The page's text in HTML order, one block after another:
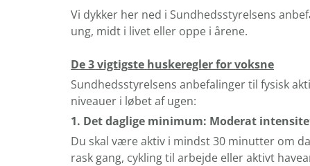
Vi dykker her ned i Sundhedsstyrelsens
ung, midt i livet eller oppe i årene.
De 3 vigtigste huskeregler for voksne
Sundhedsstyrelsens anbefalinger til fysisk
niveauer i løbet af ugen:
1. Det daglige minimum: Moderat
Du skal være aktiv i mindst 30 minutter om
rask gang, cykling til arbejde eller aktivt